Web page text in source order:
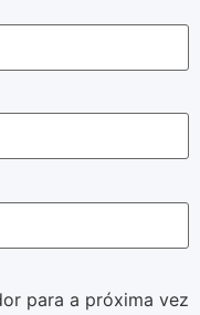
para a próxima vez